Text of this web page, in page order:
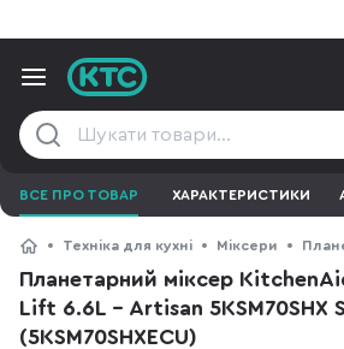
ВСЕ ПРО ТОВАР ХАРАКТЕРИСТИКИ
Техніка для кухні Міксери
Планетарний міксер
Lift 6.6L - Artisan 5KSM70SHX
(5KSM70SHXECU)